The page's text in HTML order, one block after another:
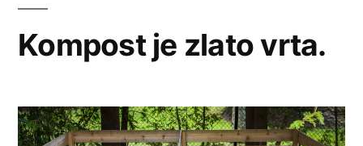
Kompost je zlato vrta.